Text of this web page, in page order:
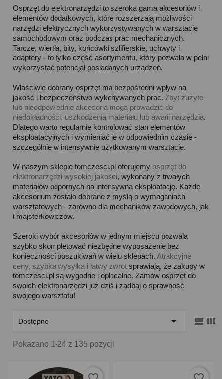
Osprzęt do elektronarzędzi to szeroka gama akcesoriów i
elementów dodatkowych, które rozszerzają możliwości
narzędzi elektrycznych wykorzystywanych w warsztacie
samochodowym oraz podczas prac mechanicznych.
Tarcze, wiertła, bity, końcówki szlifierskie, uchwyty i
adaptery - to tylko część asortymentu, który pozwala w pełni
wykorzystać potencjał posiadanych urządzeń.
Właściwie dobrany osprzęt ma bezpośredni wpływ na
jakość i bezpieczeństwo wykonywanych prac. Zbyt zużyte
lub nieodpowiednie akcesoria mogą prowadzić do
niedokładności, uszkodzenia materiału lub awarii narzędzia.
Dlatego warto regularnie kontrolować stan elementów
eksploatacyjnych i wymieniać je w odpowiednim czasie -
szczególnie w intensywnie użytkowanym warsztacie.
W naszym sklepie tomczesci.pl oferujemy osprzęt do
elektronarzędzi wysokiej jakości, wykonany z trwałych
materiałów odpornych na intensywną eksploatację. Każde
akcesorium zostało dobrane z myślą o wymaganiach
warsztatowych - zarówno dla mechaników zawodowych, jak
i majsterkowiczów.
Szeroki wybór akcesoriów w jednym miejscu pozwala
szybko skompletować niezbędne wyposażenie bez
konieczności poszukiwań w wielu sklepach.Atrakcyjne
ceny, szybka wysyłka i łatwy zwrot sprawiają, że zakupy w
tomczesci.pl są wygodne i opłacalne. Zamów osprzęt do
swoich elektronarzędzi już dziś i zadbaj o sprawność
swojego warsztatu!
Dostępne   
Pokazano 1-24 z 135 pozycji